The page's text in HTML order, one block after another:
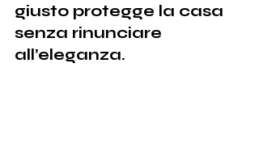
giusto protegge la casa
senza rinunciare
all’eleganza.